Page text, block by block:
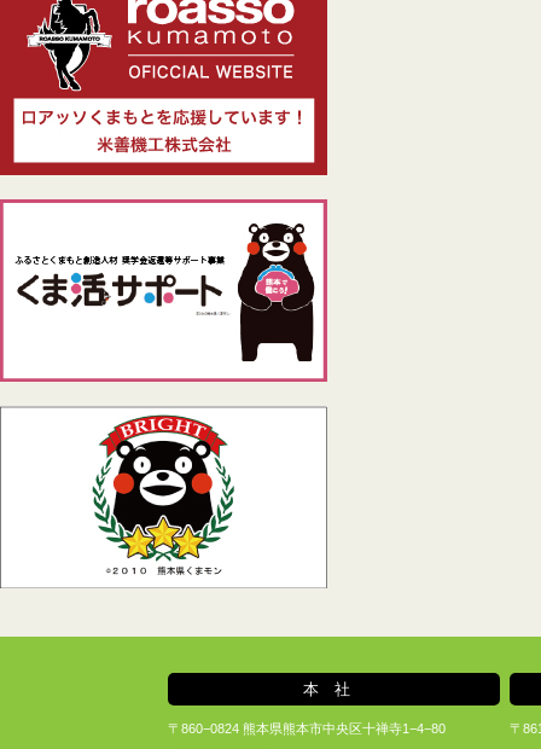
本社
〒860−0824 熊本県熊本市中央区十禅寺1−4−80 〒